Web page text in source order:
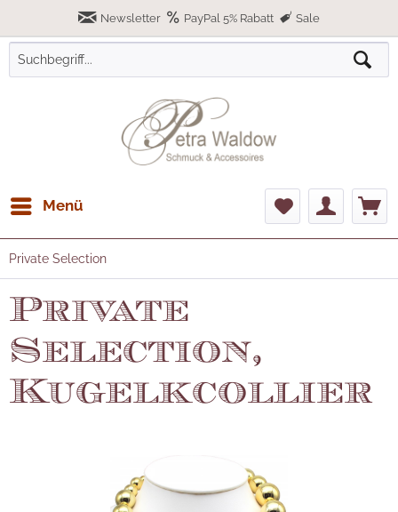
Newsletter PayPal 5% Rabatt Sale
Menü
Private Selection
Private
Selection,
Kugelkcollier